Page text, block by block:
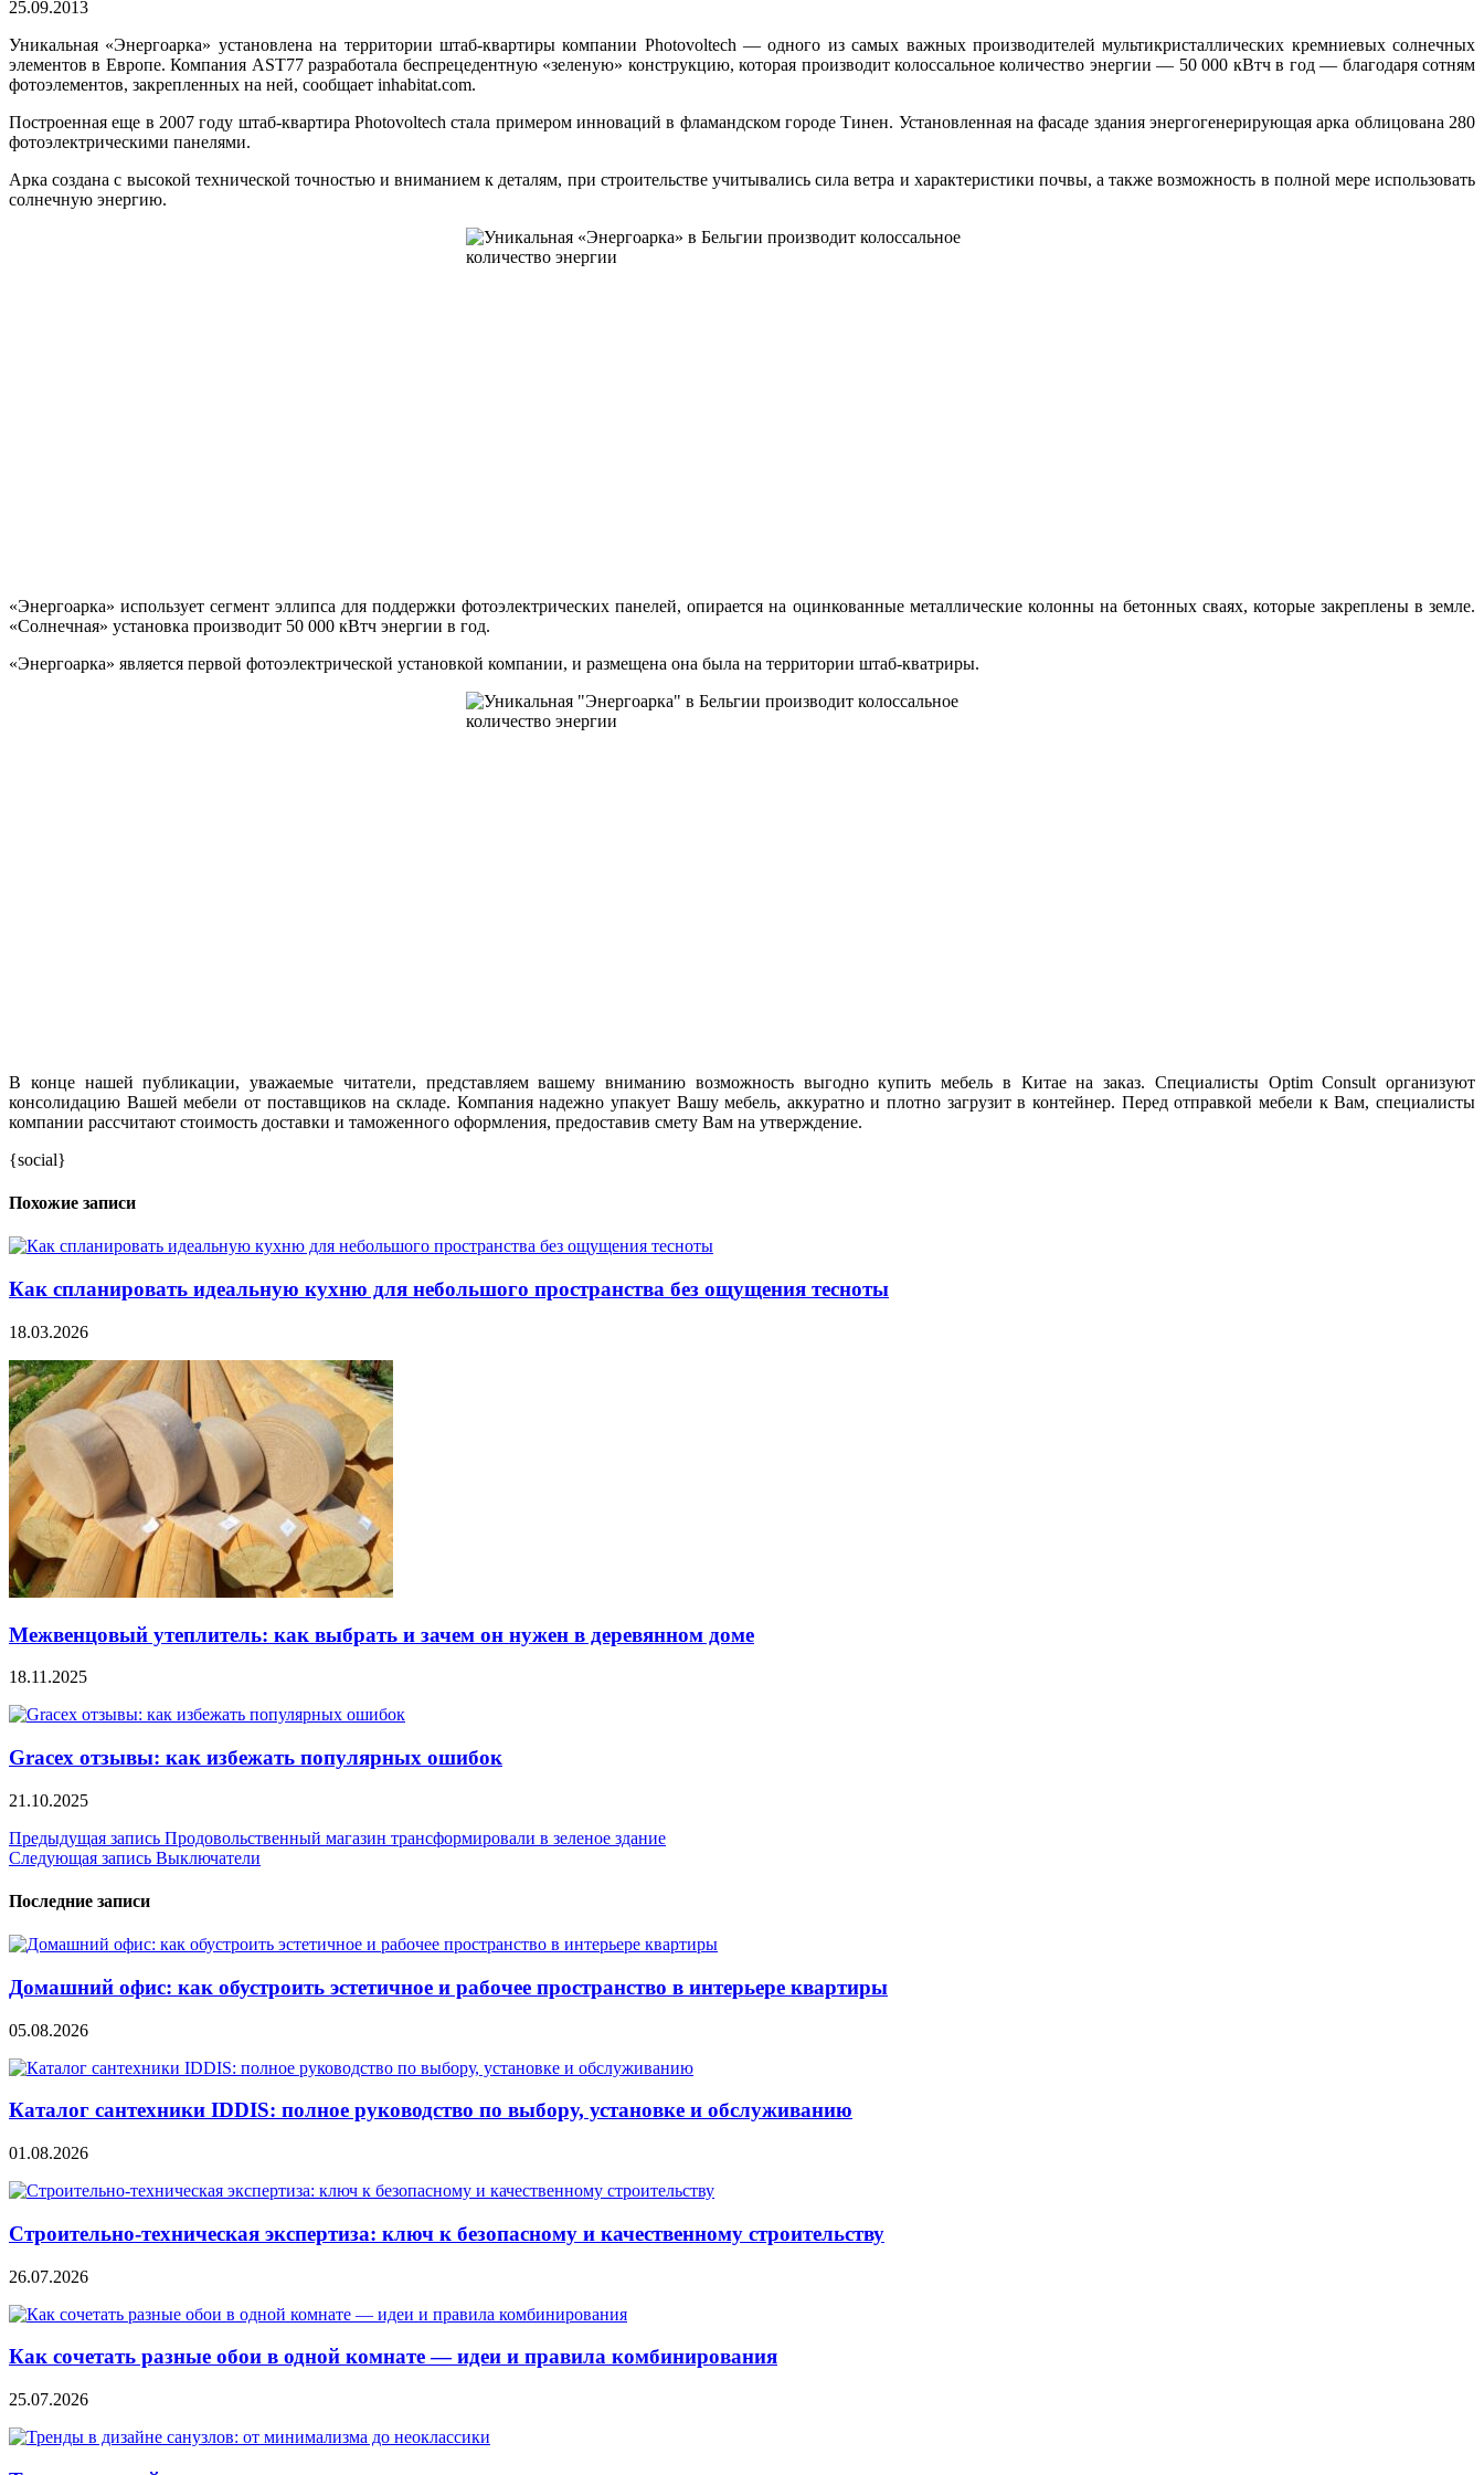
25.09.2013
Уникальная «Энергоарка» установлена на территории штаб-квартиры компании Photovoltech — одного из самых важных производителей мультикристаллических кремниевых солнечных
элементов в Европе. Компания AST77 разработала беспрецедентную «зеленую» конструкцию, которая производит колоссальное количество энергии — 50 000 кВтч в год — благодаря сотням
фотоэлементов, закрепленных на ней, сообщает inhabitat.com.
Построенная еще в 2007 году штаб-квартира Photovoltech стала примером инноваций в фламандском городе Тинен. Установленная на фасаде здания энергогенерирующая арка облицована 280
фотоэлектрическими панелями.
Арка создана с высокой технической точностью и вниманием к деталям, при строительстве учитывались сила ветра и характеристики почвы, а также возможность в полной мере использовать
солнечную энергию.
«Энергоарка» использует сегмент эллипса для поддержки фотоэлектрических панелей, опирается на оцинкованные металлические колонны на бетонных сваях, которые закреплены в земле.
«Солнечная» установка производит 50 000 кВтч энергии в год.
«Энергоарка» является первой фотоэлектрической установкой компании, и размещена она была на территории штаб-кватриры.
В конце нашей публикации, уважаемые читатели, представляем вашему вниманию возможность выгодно купить мебель в Китае на заказ. Специалисты Optim Consult организуют
консолидацию Вашей мебели от поставщиков на складе. Компания надежно упакует Вашу мебель, аккуратно и плотно загрузит в контейнер. Перед отправкой мебели к Вам, специалисты
компании рассчитают стоимость доставки и таможенного оформления, предоставив смету Вам на утверждение.
{social}
Похожие записи
Как спланировать идеальную кухню для небольшого пространства без ощущения тесноты
18.03.2026
Межвенцовый утеплитель: как выбрать и зачем он нужен в деревянном доме
18.11.2025
Gracex отзывы: как избежать популярных ошибок
21.10.2025
Навигация
по
записям
Предыдущая запись Продовольственный магазин трансформировали в зеленое здание
Следующая запись Выключатели
Последние записи
Домашний офис: как обустроить эстетичное и рабочее пространство в интерьере квартиры
05.08.2026
Каталог сантехники IDDIS: полное руководство по выбору, установке и обслуживанию
01.08.2026
Строительно‑техническая экспертиза: ключ к безопасному и качественному строительству
26.07.2026
Как сочетать разные обои в одной комнате — идеи и правила комбинирования
25.07.2026